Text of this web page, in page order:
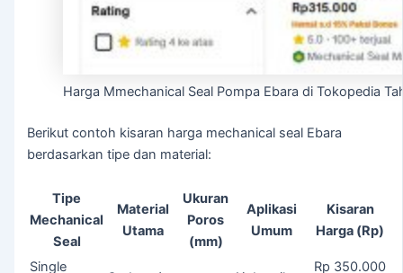
Harga Mmechanical Seal Pompa Ebara di Tokopedia
Berikut contoh kisaran harga mechanical seal Ebara
berdasarkan tipe dan material:
Tipe
Mechanical
Seal
Material
Utama
Ukuran
Poros
(mm)
Aplikasi
Umum
Kisaran
Harga (Rp)
Single Rp 350.000